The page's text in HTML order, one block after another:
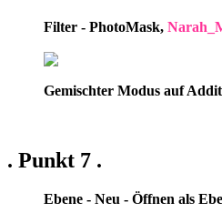
Filter - PhotoMask,
Gemischter Modus auf
. Punkt 7 .
Ebene - Neu - Öffnen als